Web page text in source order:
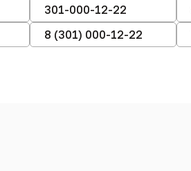
301-000-12-22
8 (301) 000-12-22